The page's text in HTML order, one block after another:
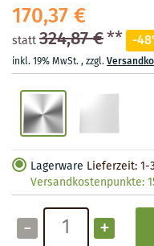
170,37 €
statt324,87 €** -
inkl. 19% MwSt.,zzgl.
Lagerware Lieferzeit: 1-
Versandkostenpunkte:
- +